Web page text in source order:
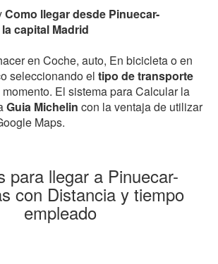
Como llegar desde Pinuecar-
capital Madrid
en Coche, auto, En bicicleta o en
seleccionando el tipo de transporte
El sistema para Calcular la
Guia Michelin con la ventaja de utilizar
Maps.
para llegar a Pinuecar-
con Distancia y tiempo
empleado